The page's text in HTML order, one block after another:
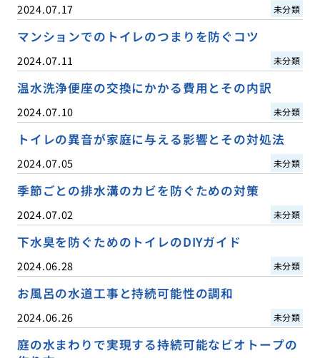
2024.07.17 未分類
マンションでのトイレのつまりを防ぐコツ
2024.07.11 未分類
温水洗浄便座の交換にかかる費用とその内訳
2024.07.10 未分類
トイレの異音が家庭に与える影響とその対処法
2024.07.05 未分類
季節ごとの排水溝のカビを防ぐための対策
2024.07.02 未分類
下水臭を防ぐためのトイレのDIYガイド
2024.06.28 未分類
お風呂の水道工事と持続可能性の調和
2024.06.26 未分類
庭の水まわりで実現する持続可能なビオトープの